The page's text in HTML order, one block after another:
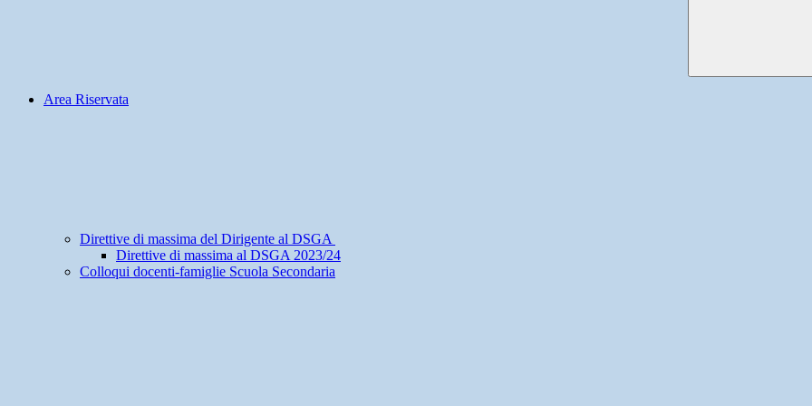
Area Riservata
Direttive di massima del Dirigente al DSGA
Direttive di massima al DSGA 2023/24
Colloqui docenti-famiglie Scuola Secondaria